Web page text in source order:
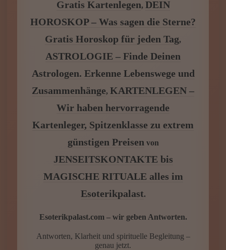
Esoterikpalast.com
IMMER DA – KARTENLEGEN
KOSTENLOS ONLINE Umfassendes
Gratis Kartenlegen,DEIN
HOROSKOP – Was sagen die Sterne?
Gratis Horoskop für jeden Tag
ASTROLOGIE – Finde Deinen
Astrologen. Erkenne Lebenswege und
Zusammenhänge,KARTENLEGEN –
Wir haben hervorragende
Kartenleger, Spitzenklasse zu extrem
günstigen Preisenvon
JENSEITSKONTAKTE bis